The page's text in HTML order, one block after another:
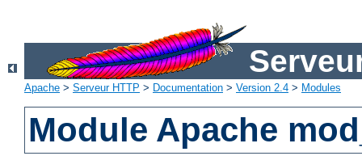
Apache > Serveur HTTP > Documentation > Version 2.4 > Modules
Module Apache